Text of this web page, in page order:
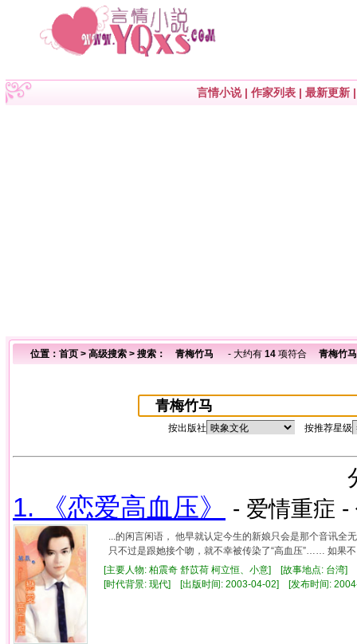
言情小说| 作家列表 | 最新更新
位置： 首页 > 高级搜索 > 搜索： 青梅竹马 - 大约有 14 项符合 青梅竹马
按出版社 按推荐星级
1. 《恋爱高血压》 - 爱情重症
...的闲言闲语， 他早就认定今生的新娘只会是那个音讯全
只不过是跟她接个吻，就不幸被传染了“高血压”…… 如果不
[主要人物: 柏震奇 舒苡荷 柯立恒、小意] [故事地点: 台
[时代背景: 现代] [出版时间: 2003-04-02] [发布时间: